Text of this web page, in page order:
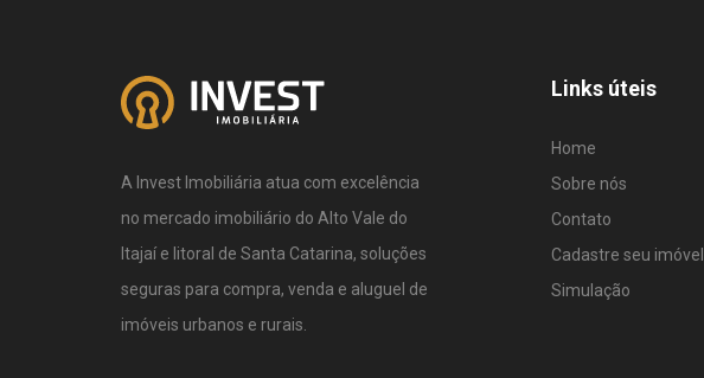
A Invest Imobiliária atua com excelência
no mercado imobiliário do Alto Vale do
Itajaí e litoral de Santa Catarina, soluções
seguras para compra, venda e aluguel de
imóveis urbanos e rurais.
Links úteis
Home
Sobre nós
Contato
Cadastre seu imóvel
Simulação